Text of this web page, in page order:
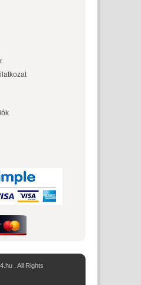
. All Rights